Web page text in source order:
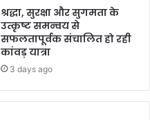
श्रद्धा, सुरक्षा और सुगमता के
उत्कृष्ट समन्वय से
सफलतापूर्वक संचालित हो रही
कांवड़ यात्रा
3 days ago